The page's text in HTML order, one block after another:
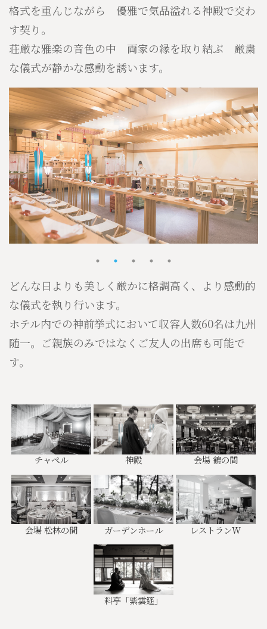
格式を重んじながら 優雅で気品溢れる神殿で交わ
す契り。
荘厳な雅楽の音色の中 両家の縁を取り結ぶ 厳粛
な儀式が静かな感動を誘います。
1 2 3 4 5
どんな日よりも美しく厳かに格調高く、より感動的
な儀式を執り行います。
ホテル内での神前挙式において収容人数60名は九州
随一。ご親族のみではなくご友人の出席も可能で
す。
チャペル 神殿 会場 鶴の間
会場 松林の間 ガーデンホール レストランW
料亭「紫雲筵」